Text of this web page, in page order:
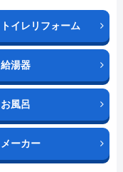
トイレリフォーム
給湯器
お風呂
メーカー